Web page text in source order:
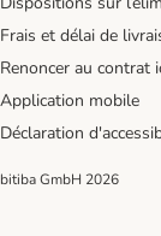
Frais et délai de
Renoncer au contrat
Application mobile
Déclaration
bitiba GmbH 2026